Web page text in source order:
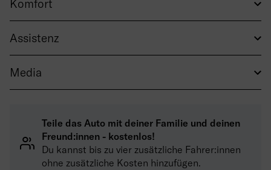
Komfort
Assistenz
Media
Teile das Auto mit deiner Familie und deinen
Freund:innen - kostenlos!
Du kannst bis zu vier zusätzliche Fahrer:innen
ohne zusätzliche Kosten hinzufügen.